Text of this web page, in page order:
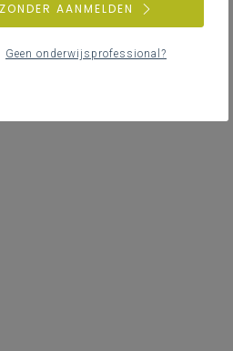
AANMELDEN
Geen onderwijsprofessional?